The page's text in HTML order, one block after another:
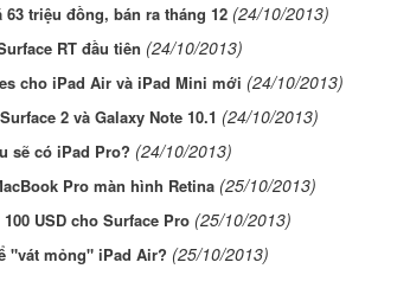
triệu đồng, bán ra tháng 12 (24/10/2013)
RT đầu tiên (24/10/2013)
cho iPad Air và iPad Mini mới (24/10/2013)
2 và Galaxy Note 10.1 (24/10/2013)
sẽ có iPad Pro? (24/10/2013)
Pro màn hình Retina (25/10/2013)
USD cho Surface Pro (25/10/2013)
"vát mỏng" iPad Air? (25/10/2013)